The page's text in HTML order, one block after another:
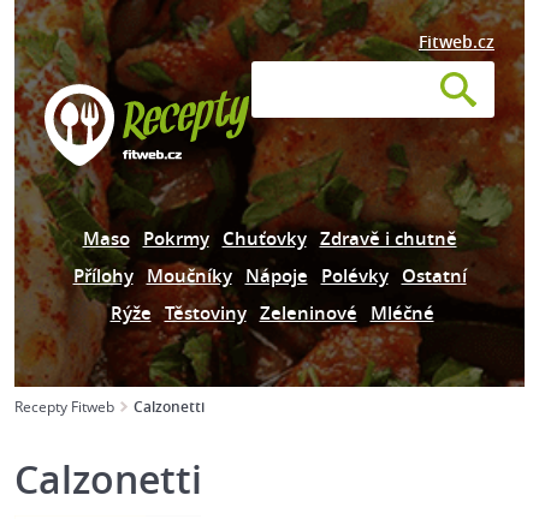
Fitweb.cz
Maso Pokrmy Chuťovky Zdravě i chutně
Přílohy Moučníky Nápoje Polévky Ostatní
Rýže Těstoviny Zeleninové Mléčné
Recepty Fitweb Calzonetti
Calzonetti